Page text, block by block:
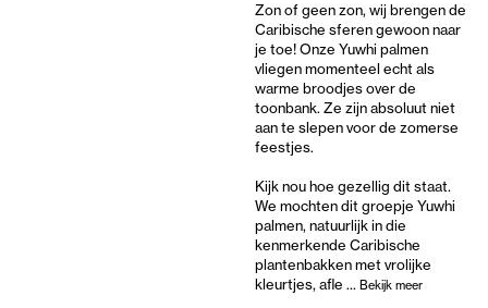
Zon of geen zon, wij brengen de
Caribische sferen gewoon naar
je toe! Onze Yuwhi palmen
vliegen momenteel echt als
warme broodjes over de
toonbank. Ze zijn absoluut niet
aan te slepen voor de zomerse
feestjes.
Kijk nou hoe gezellig dit staat.
We mochten dit groepje Yuwhi
palmen, natuurlijk in die
kenmerkende Caribische
plantenbakken met vrolijke
kleurtjes, afle ... Bekijk meer